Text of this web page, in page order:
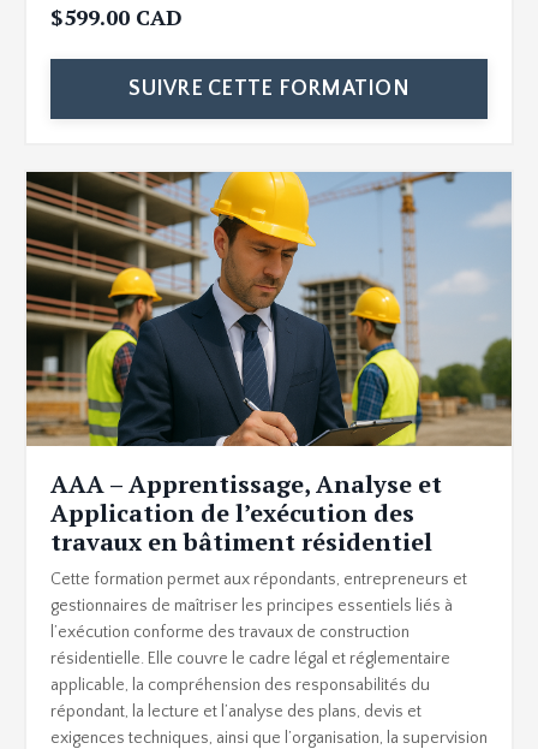
$599.00 CAD
SUIVRE CETTE FORMATION
AAA – Apprentissage, Analyse et
Application de l’exécution des
travaux en bâtiment résidentiel
Cette formation permet aux répondants, entrepreneurs et
gestionnaires de maîtriser les principes essentiels liés à
l’exécution conforme des travaux de construction
résidentielle. Elle couvre le cadre légal et réglementaire
applicable, la compréhension des responsabilités du
répondant, la lecture et l’analyse des plans, devis et
exigences techniques, ainsi que l’organisation, la supervision